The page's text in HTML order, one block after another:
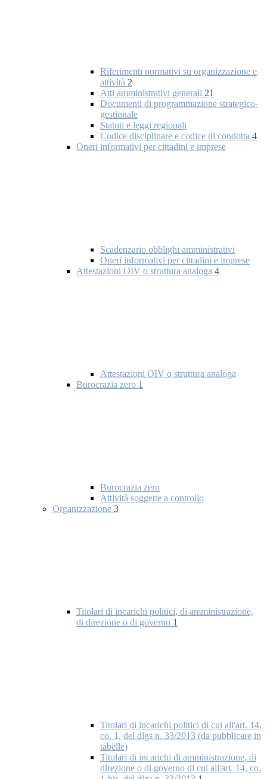
Riferimenti normativi su organizzazione e
attività 2
Atti amministrativi generali 21
Documenti di programmazione strategico-
gestionale
Statuti e leggi regionali
Codice disciplinare e codice di condotta 4
Oneri informativi per cittadini e imprese
Scadenzario obblighi amministrativi
Oneri informativi per cittadini e imprese
Attestazioni OIV o struttura analoga 4
Attestazioni OIV o struttura analoga
Burocrazia zero 1
Burocrazia zero
Attività soggette a controllo
Organizzazione 3
Titolari di incarichi politici, di amministrazione,
di direzione o di governo 1
Titolari di incarichi politici di cui all'art. 14,
co. 1, del dlgs n. 33/2013 (da pubblicare in
tabelle)
Titolari di incarichi di amministrazione, di
direzione o di governo di cui all'art. 14, co.